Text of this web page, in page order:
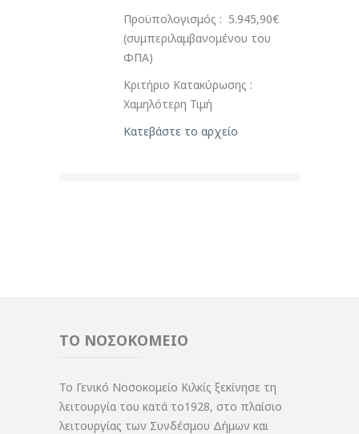
Προϋπολογισμός : 5.945,90€
(συμπεριλαμβανομένου του
ΦΠΑ)
Κριτήριο Κατακύρωσης :
Χαμηλότερη Τιμή
Κατεβάστε το αρχείο
ΤΟ ΝΟΣΟΚΟΜΕΙΟ
Το Γενικό Νοσοκομείο Κιλκίς ξεκίνησε τη
λειτουργία του κατά το1928, στο πλαίσιο
λειτουργίας των Συνδέσμου Δήμων και